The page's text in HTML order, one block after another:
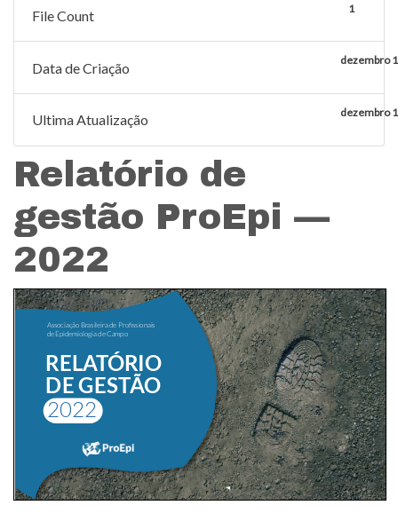
File Count 1
Data de Criação dezembro
Ultima Atualização dezembro
Relatório de
gestão ProEpi —
2022